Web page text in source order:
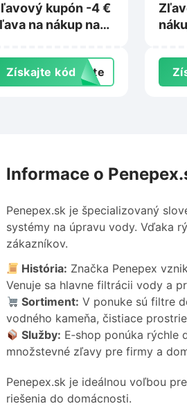
kupón -4 €
na nákup na
Získajte kód exte
Informace o
Penepex.sk je špecializovaný
systémy na úpravu vody. Vďaka
zákazníkov.
História: Značka Penepex
Venuje sa hlavne filtrácii vody a
Sortiment: V ponuke sú filtre
vodného kameňa, čistiace
Služby: E‑shop ponúka
množstevné zľavy pre firmy a
Penepex.sk je ideálnou voľbou
riešenia do domácnosti.